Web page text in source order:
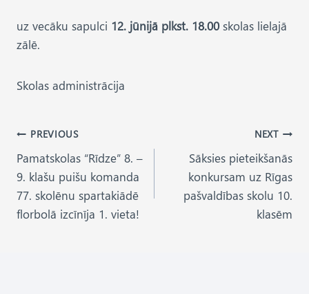
uz vecāku sapulci 12. jūnijā plkst. 18.00skolas lielajā
zālē.
Skolas administrācija
Post
navigation
PREVIOUS
Pamatskolas “Rīdze” 8. –
9. klašu puišu komanda
77. skolēnu spartakiādē
florbolā izcīnīja 1. vieta!
NEXT
Sāksies pieteikšanās
konkursam uz Rīgas
pašvaldības skolu 10.
klasēm